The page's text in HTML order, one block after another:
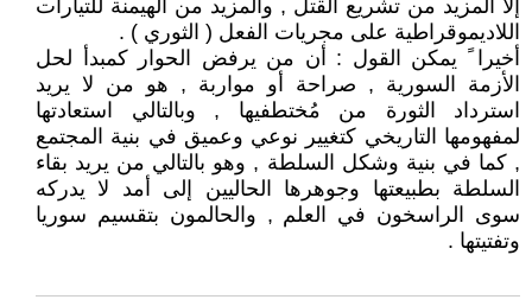
إلا المزيد من تشريع القتل , والمزيد من الهيمنة للتيارات
اللاديموقراطية على مجريات الفعل ( الثوري ) .
أخيرا ً يمكن القول : أن من يرفض الحوار كمبدأ لحل
الأزمة السورية , صراحة أو مواربة , هو من لا يريد
استرداد الثورة من مُختطفيها , وبالتالي استعادتها
لمفهومها التاريخي كتغيير نوعي وعميق في بنية المجتمع
, كما في بنية وشكل السلطة , وهو بالتالي من يريد بقاء
السلطة بطبيعتها وجوهرها الحاليين إلى أمد لا يدركه
سوى الراسخون في العلم , والحالمون بتقسيم سوريا
وتفتيتها .